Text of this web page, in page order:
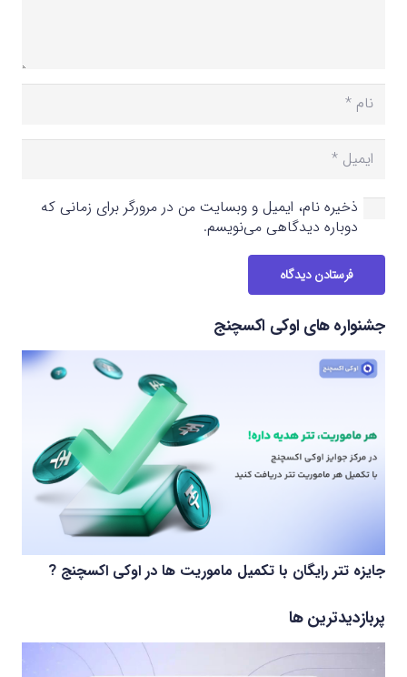
ذخیره نام، ایمیل و وبسایت من در مرورگر برای زمانی که
دوباره دیدگاهی می‌نویسم.
فرستادن دیدگاه
جشنواره های اوکی اکسچنج
جایزه تتر رایگان با تکمیل ماموریت ها در اوکی اکسچنج ?
پربازدیدترین ها